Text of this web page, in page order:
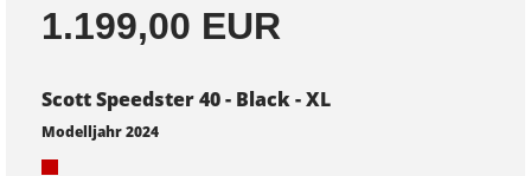
1.199,00 EUR
Scott Speedster 40 - Black - XL
Modelljahr 2024